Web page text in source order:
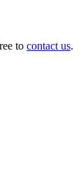
to contact us.